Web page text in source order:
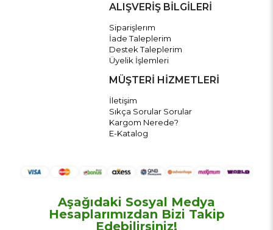
ALIŞVERİŞ BİLGİLERİ
Siparişlerım
İade Taleplerim
Destek Taleplerim
Üyelik İşlemleri
MÜŞTERİ HİZMETLERİ
İletişim
Sıkça Sorular Sorular
Kargom Nerede?
E-Katalog
Aşağıdaki Sosyal Medya
Hesaplarımızdan Bizi Takip
Edebilirsiniz!